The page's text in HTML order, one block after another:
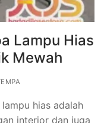
Lampu Hias
Mewah
hias adalah
interior dan juga